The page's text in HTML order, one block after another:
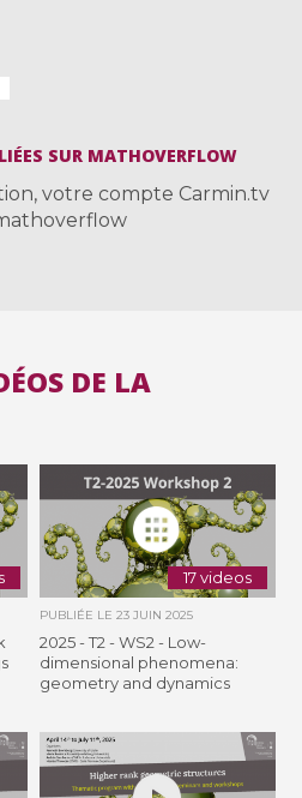
SUR MATHOVERFLOW
votre compte Carmin.tv
DE LA
17 videos
PUBLIÉE LE 23 JUIN 2025
2025 - T2 - WS2 - Low-
dimensional phenomena:
geometry and dynamics